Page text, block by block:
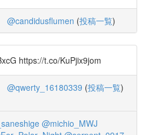
@candidusflumen (投稿一覧)
https://t.co/KuPjix9jom
@qwerty_16180339 (投稿一覧)
@michio_MWJ